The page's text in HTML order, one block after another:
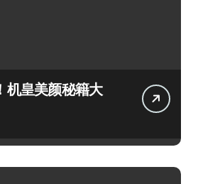
机皇美颜秘籍大